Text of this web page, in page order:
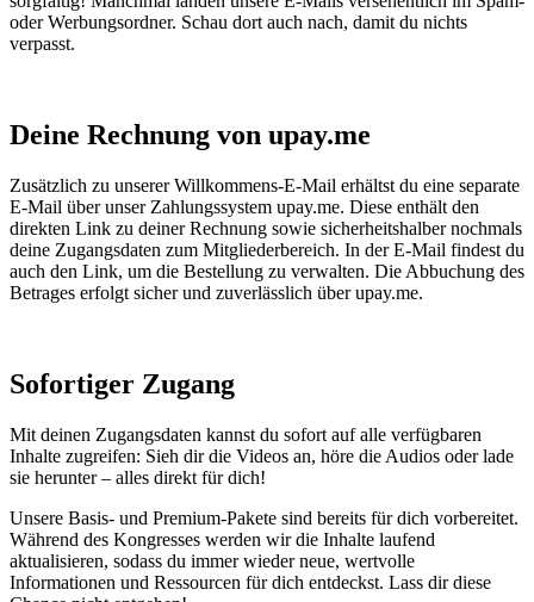
oder Werbungsordner. Schau dort auch nach, damit du nichts
verpasst.
Deine Rechnung von upay.me
Zusätzlich zu unserer Willkommens-E-Mail erhältst du eine separate
E-Mail über unser Zahlungssystem upay.me. Diese enthält den
direkten Link zu deiner Rechnung sowie sicherheitshalber nochmals
deine Zugangsdaten zum Mitgliederbereich. In der E-Mail findest du
auch den Link, um die Bestellung zu verwalten. Die Abbuchung des
Betrages erfolgt sicher und zuverlässlich über upay.me.
Sofortiger Zugang
Mit deinen Zugangsdaten kannst du sofort auf alle verfügbaren
Inhalte zugreifen: Sieh dir die Videos an, höre die Audios oder lade
sie herunter – alles direkt für dich!
Unsere Basis- und Premium-Pakete sind bereits für dich vorbereitet.
Während des Kongresses werden wir die Inhalte laufend
aktualisieren, sodass du immer wieder neue, wertvolle
Informationen und Ressourcen für dich entdeckst. Lass dir diese